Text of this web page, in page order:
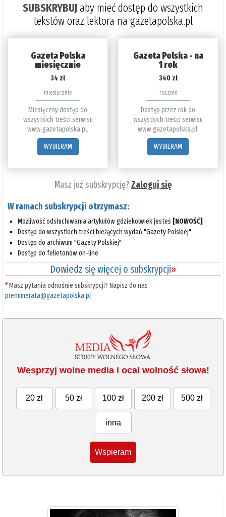
SUBSKRYBUJaby mieć dostęp do wszystkich
tekstów oraz lektora na gazetapolska.pl
Gazeta Polska
miesięcznie
34 zł
miesięcznie
Miesięczny dostęp do
wszystkich treści serwisu
www.gazetapolska.pl.
WYBIERAM
Gazeta Polska - na
1 rok
340 zł
rocznie
Dostęp przez rok do
wszystkich treści serwisu
www.gazetapolska.pl.
WYBIERAM
Masz już subskrypcję?Zaloguj się
W ramach subskrypcji otrzymasz:
Możliwość odsłuchiwania artykułów gdziekolwiek jesteś [NOWOŚĆ]
Dostęp do wszystkich treści bieżących wydań "Gazety Polskiej"
Dostęp do archiwum "Gazety Polskiej"
Dostęp do felietonów on-line
Dowiedz się więcej o subskrypcji»
*Masz pytania odnośnie subskrypcji? Napisz do nas
prenumerata@gazetapolska.pl
Wesprzyj wolne media i ocal wolność słowa!
20 zł 50 zł 100 zł 200 zł 500 zł
inna
Wspieram